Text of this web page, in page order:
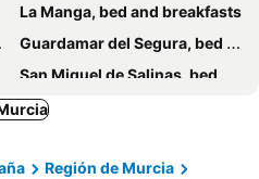
La Manga, bed and breakfasts
Guardamar del Segura, bed and breakfasts
San Miguel de Salinas, bed and breakfasts
Mula, bed and breakfasts
Cartagena, bed and breakfasts
Región de Murcia